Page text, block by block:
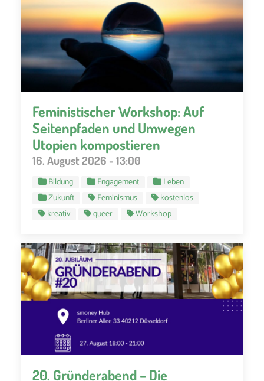
Feministischer Workshop: Auf
Seitenpfaden und Umwegen
Utopien kompostieren
16. August 2026 - 13:00
Bildung Engagement
Leben
Zukunft
Feminismus
kostenlos
kreativ
queer Workshop
20. Gründerabend – Die